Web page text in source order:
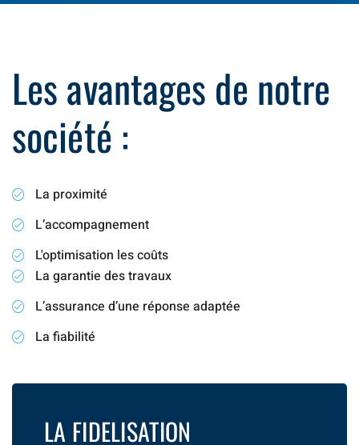
Les avantages de notre
société :
La proximité
L’accompagnement
L'optimisation les coûts
La garantie des travaux
L’assurance d’une réponse adaptée
La fiabilité
LA FIDELISATION